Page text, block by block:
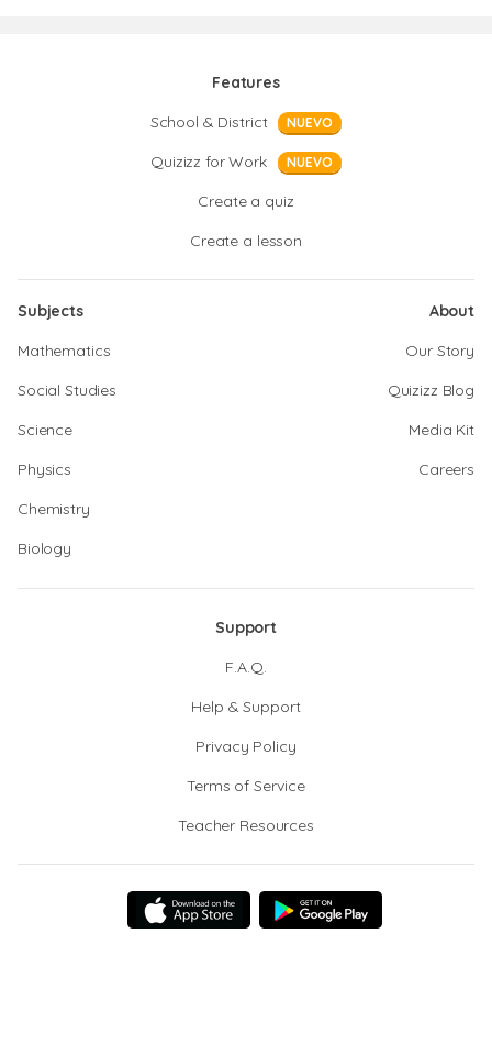
Features
School & District
NUEVO
Quizizz for Work NUEVO
Create a quiz
Create a lesson
Subjects
Mathematics
Social Studies
Science
Physics
Chemistry
Biology
About
Our Story
Quizizz Blog
Media Kit
Careers
Support
F.A.Q.
Help & Support
Privacy Policy
Terms of Service
Teacher Resources